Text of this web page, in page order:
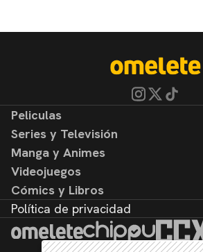
Peliculas
Noticias
Reseñas
Series y Televisión
Noticias
Reseñas
Manga y Animes
Noticias
Reseñas
Videojuegos
Noticias
Reseñas
Cómics y Libros
Noticias
Reseñas
Política de privacidad